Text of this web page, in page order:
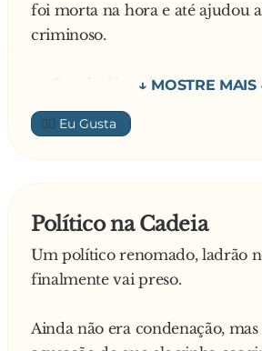
foi morta na hora e até ajudou
criminoso.
— Seu dotô! — disse o escrivão
Esse sujeito tem um irmão
E agora, dotô?
Diante desse dilema o
qual deles era o culpado.
E depois de dois meses de
permaneceu com o mesmo
👍🏼
Político na Cadeia
Um político renomado, ladrão
finalmente vai preso.
Ainda não era condenação, mas